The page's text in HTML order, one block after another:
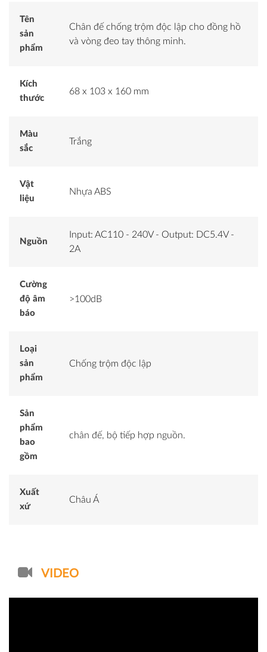
Tên
sản
phẩm
Chân đế chống trộm độc lập cho đồng hồ
và vòng đeo tay thông minh.
Kích
thước
68 x 103 x 160 mm
Màu
sắc
Trắng
Vật
liệu
Nhựa ABS
Nguồn
Input: AC110 - 240V - Output: DC5.4V -
2A
Cường
độ âm
báo
>100dB
Loại
sản
phẩm
Chống trộm độc lập
Sản
phẩm
bao
gồm
chân đế, bộ tiếp hợp nguồn.
Xuất
xứ
Châu Á
VIDEO